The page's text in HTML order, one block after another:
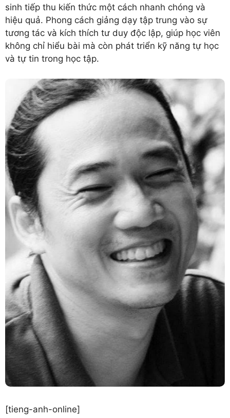
sinh tiếp thu kiến thức một cách nhanh chóng và
hiệu quả. Phong cách giảng dạy tập trung vào sự
tương tác và kích thích tư duy độc lập, giúp học viên
không chỉ hiểu bài mà còn phát triển kỹ năng tự học
và tự tin trong học tập.
[tieng-anh-online]